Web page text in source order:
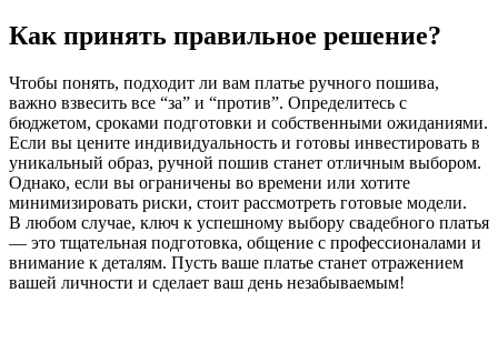
Как принять правильное решение?
Чтобы понять, подходит ли вам платье ручного пошива,
важно взвесить все “за” и “против”. Определитесь с
бюджетом, сроками подготовки и собственными ожиданиями.
Если вы цените индивидуальность и готовы инвестировать в
уникальный образ, ручной пошив станет отличным выбором.
Однако, если вы ограничены во времени или хотите
минимизировать риски, стоит рассмотреть готовые модели.
В любом случае, ключ к успешному выбору свадебного платья
— это тщательная подготовка, общение с профессионалами и
внимание к деталям. Пусть ваше платье станет отражением
вашей личности и сделает ваш день незабываемым!